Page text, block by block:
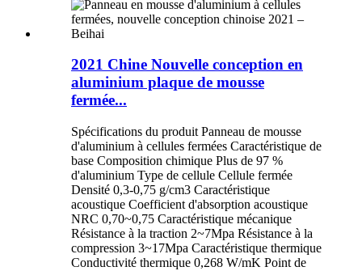
2021 Chine Nouvelle conception en
aluminium plaque de mousse
fermée...
Spécifications du produit Panneau de mousse
d'aluminium à cellules fermées Caractéristique de
base Composition chimique Plus de 97 %
d'aluminium Type de cellule Cellule fermée
Densité 0,3-0,75 g/cm3 Caractéristique
acoustique Coefficient d'absorption acoustique
NRC 0,70~0,75 Caractéristique mécanique
Résistance à la traction 2~7Mpa Résistance à la
compression 3~17Mpa Caractéristique thermique
Conductivité thermique 0,268 W/mK Point de